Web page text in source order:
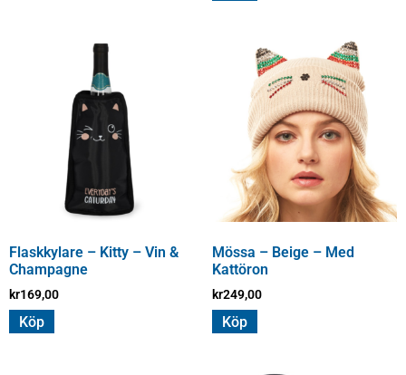
Flaskkylare – Kitty – Vin &
Champagne
kr169,00
Köp
Mössa – Beige – Med
Kattöron
kr249,00
Köp